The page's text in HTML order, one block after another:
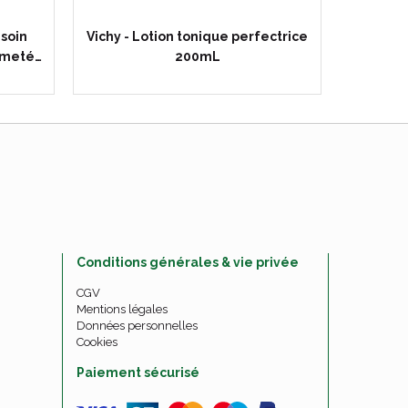
Vichy - Lotion tonique perfectrice
200mL
Conditions générales & vie privée
CGV
Mentions légales
Données personnelles
Cookies
Paiement sécurisé